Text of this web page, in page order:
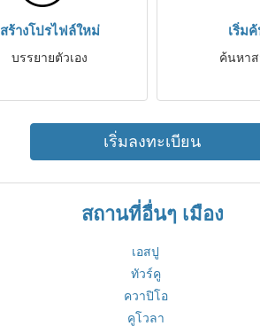
สร้างโปรไฟล์ใหม่
บรรยายตัวเอง
เริ่ม
ค้นหา
เริ่มลงทะเบียน
สถานที่อื่นๆ เมือง
เอสปู
ทัวร์คู
ควาปิโอ
คูโวลา